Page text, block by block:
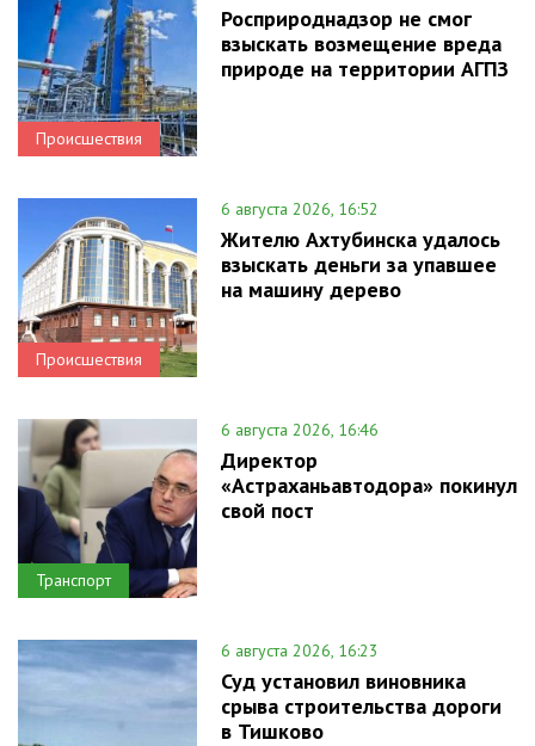
Происшествия
Росприроднадзор не смог
взыскать возмещение вреда
природе на территории АГПЗ
Происшествия
6 августа 2026, 16:52
Жителю Ахтубинска удалось
взыскать деньги за упавшее
на машину дерево
Транспорт
6 августа 2026, 16:46
Директор
«Астраханьавтодора» покинул
свой пост
6 августа 2026, 16:23
Суд установил виновника
срыва строительства дороги
в Тишково